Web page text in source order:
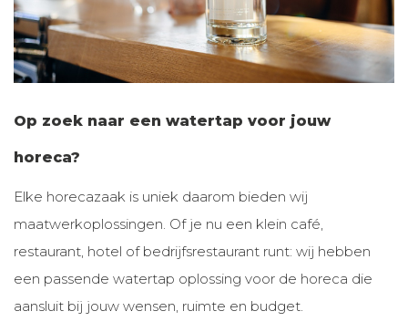
Op zoek naar een watertap voor jouw
horeca?
Elke horecazaak is uniek daarom bieden wij
maatwerkoplossingen. Of je nu een klein café,
restaurant, hotel of bedrijfsrestaurant runt: wij hebben
een passende watertap oplossing voor de horeca die
aansluit bij jouw wensen, ruimte en budget.